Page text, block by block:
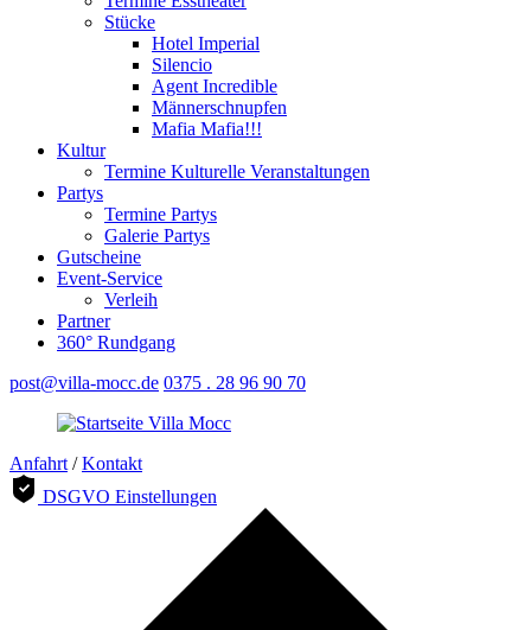
Stücke
Hotel Imperial
Silencio
Agent Incredible
Männerschnupfen
Mafia Mafia!!!
Kultur
Termine Kulturelle Veranstaltungen
Partys
Termine Partys
Galerie Partys
Gutscheine
Event-Service
Verleih
Partner
360° Rundgang
post@villa-mocc.de 0375 . 28 96 90 70
Anfahrt / Kontakt
DSGVO Einstellungen